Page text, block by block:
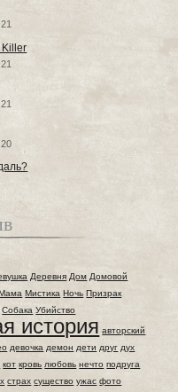
Killer
Деревня Дом Домовой
Мистика Ночь Призрак
Собака Убийство
история авторский
девочка демон дети друг дух
кот кровь любовь нечто подруга
страх существо ужас фото